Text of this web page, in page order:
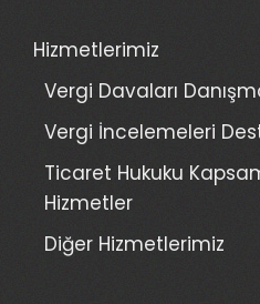
Hizmetlerimiz
Vergi Davaları
Vergi İncelemeleri
Ticaret Hukuku
Hizmetler
Diğer Hizmetlerimiz